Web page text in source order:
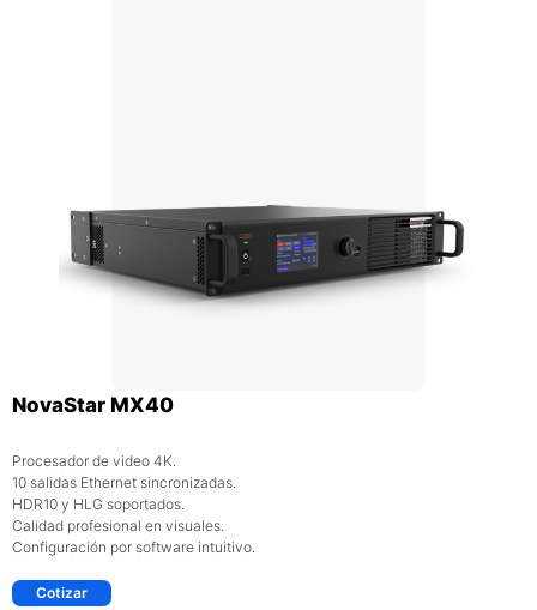
NovaStar MX40
Procesador de video 4K.
10 salidas Ethernet sincronizadas.
HDR10 y HLG soportados.
Calidad profesional en visuales.
Configuración por software intuitivo.
Cotizar